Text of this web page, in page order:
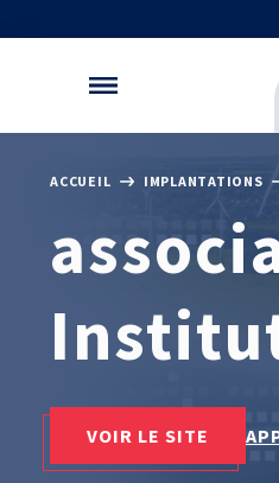
MÉCATHÈQUE, LA BASE DE
CONNAISSANCES
TOUTES NOS SOLUTIONS
Ingénierie produits /
Conseil et Expertises
ACCUEIL IMPLANTATIONS
VOIR LE SITE